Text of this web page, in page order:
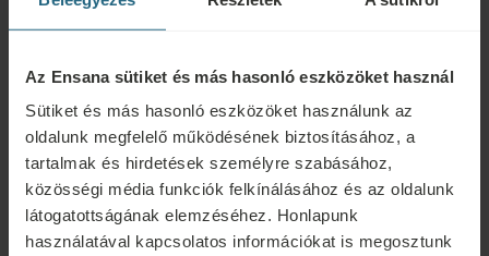
Az Ensana sütiket és más hasonló eszközöket használ
Sütiket és más hasonló eszközöket használunk az
oldalunk megfelelő működésének biztosításához, a
tartalmak és hirdetések személyre szabásához,
közösségi média funkciók felkínálásához és az oldalunk
látogatottságának elemzéséhez. Honlapunk
használatával kapcsolatos információkat is megosztunk
ellenőrizetlen magas vérnyomás, epilepszia, akut trombózis,
lábfekélyek és bizonyos bőrbetegségek, inkontinencia, terhesség,
pszichózis, alkohol- vagy kábítószer-fogyasztás, gyógyíthatatlan
rosszindulatú daganatok, vérzési rendellenességek